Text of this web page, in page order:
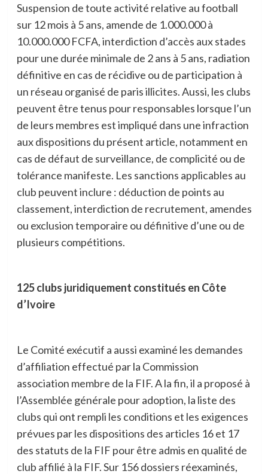
Suspension de toute activité relative au football
sur 12 mois à 5 ans, amende de 1.000.000 à
10.000.000 FCFA, interdiction d’accès aux stades
pour une durée minimale de 2 ans à 5 ans, radiation
définitive en cas de récidive ou de participation à
un réseau organisé de paris illicites. Aussi, les clubs
peuvent être tenus pour responsables lorsque l’un
de leurs membres est impliqué dans une infraction
aux dispositions du présent article, notamment en
cas de défaut de surveillance, de complicité ou de
tolérance manifeste. Les sanctions applicables au
club peuvent inclure : déduction de points au
classement, interdiction de recrutement, amendes
ou exclusion temporaire ou définitive d’une ou de
plusieurs compétitions.
125 clubs juridiquement constitués en Côte
d’Ivoire
Le Comité exécutif a aussi examiné les demandes
d’affiliation effectué par la Commission
association membre de la FIF. A la fin, il a proposé à
l’Assemblée générale pour adoption, la liste des
clubs qui ont rempli les conditions et les exigences
prévues par les dispositions des articles 16 et 17
des statuts de la FIF pour être admis en qualité de
club affilié à la FIF. Sur 156 dossiers réexaminés,